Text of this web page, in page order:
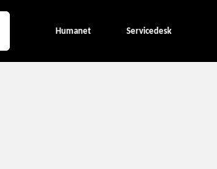
Humanet Servicedesk